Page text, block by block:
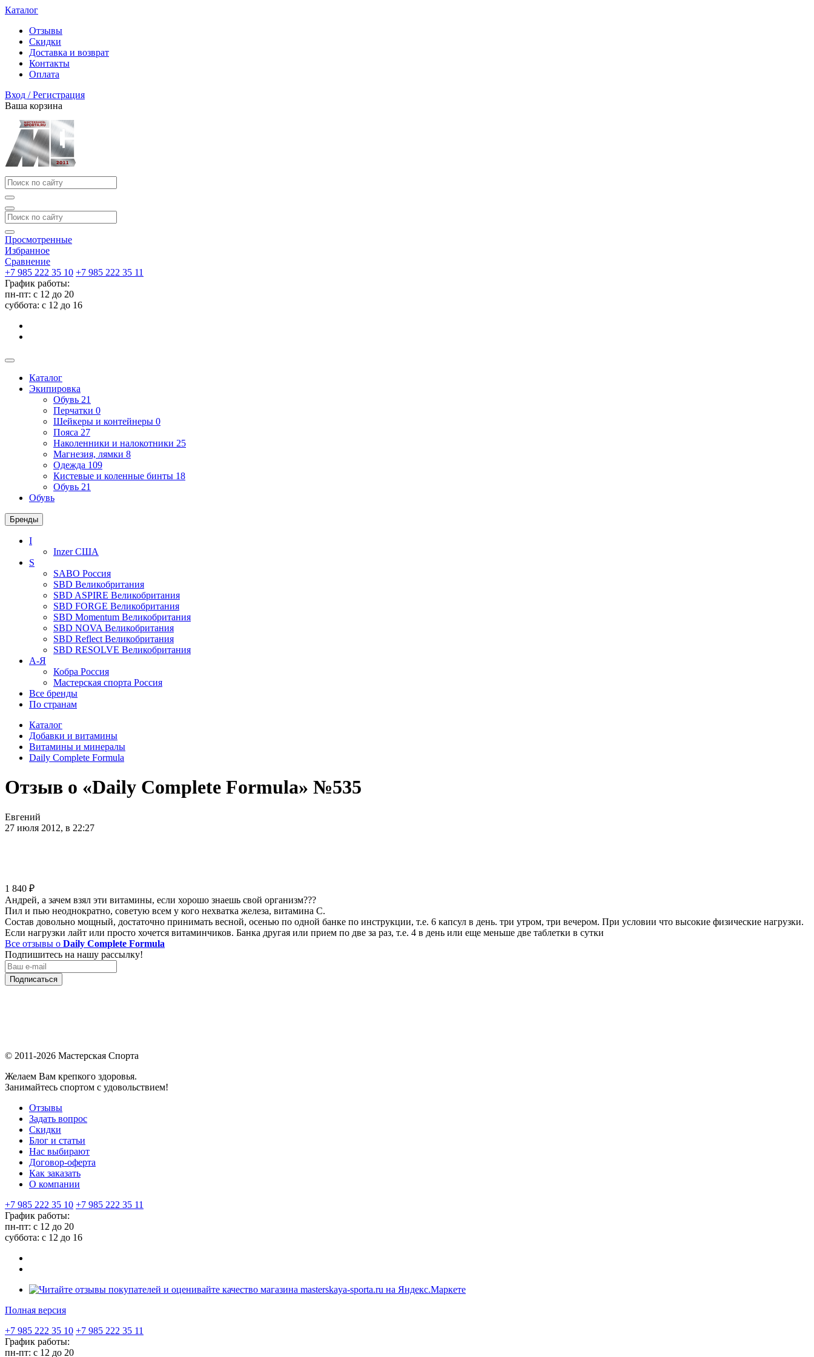
Каталог
Отзывы
Скидки
Доставка и возврат
Контакты
Оплата
Вход / Регистрация
Ваша корзина
Просмотренные
Избранное
Сравнение
+7 985 222 35 10 +7 985 222 35 11
График работы:
пн-пт: с 12 до 20
суббота: c 12 до 16
Каталог
Экипировка
Обувь 21
Перчатки 0
Шейкеры и контейнеры 0
Пояса 27
Наколенники и налокотники 25
Магнезия, лямки 8
Одежда 109
Кистевые и коленные бинты 18
Обувь 21
Обувь
Бренды
I
InzerСША
S
SABO Россия
SBD Великобритания
SBD ASPIRE Великобритания
SBD FORGE Великобритания
SBD Momentum Великобритания
SBD NOVA Великобритания
SBD Reflect Великобритания
SBD RESOLVE Великобритания
А-Я
Кобра Россия
Мастерская спорта Россия
Все бренды
По странам
Каталог
Добавки и витамины
Витамины и минералы
Daily Complete Formula
Отзыв о «Daily Complete Formula» №535
Евгений
27 июля 2012, в 22:27
1 840 ₽
Андрей, а зачем взял эти витамины, если хорошо знаешь свой организм???
Пил и пью неоднократно, советую всем у кого нехватка железа, витамина С.
Состав довольно мощный, достаточно принимать весной, осенью по одной банке по инструкции, т.е. 6 капсул в день. три утром, три вечером. При условии что высокие физические нагрузки.
Если нагрузки лайт или просто хочется витаминчиков. Банка другая или прием по две за раз, т.е. 4 в день или еще меньше две таблетки в сутки
Все отзывы о Daily Complete Formula
Подпишитесь на нашу рассылку!
Подписаться
© 2011-2026 Мастерская Спорта
Желаем Вам крепкого здоровья.
Занимайтесь спортом с удовольствием!
Отзывы
Задать вопрос
Скидки
Блог и статьи
Нас выбирают
Договор-оферта
Как заказать
О компании
+7 985 222 35 10 +7 985 222 35 11
График работы:
пн-пт: с 12 до 20
суббота: c 12 до 16
Полная версия
+7 985 222 35 10 +7 985 222 35 11
График работы:
пн-пт: с 12 до 20